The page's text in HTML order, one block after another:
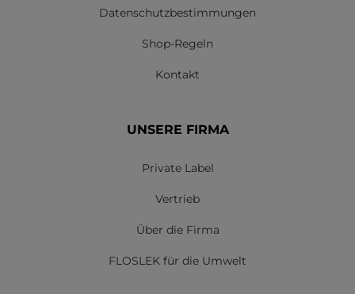
Datenschutzbestimmungen
Shop-Regeln
Kontakt
UNSERE FIRMA
Private Label
Vertrieb
Über die Firma
FLOSLEK für die Umwelt